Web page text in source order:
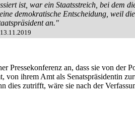
ist, war ein Staatsstreich, bei
demokratische Entscheidung, weil
an."
an, dass sie von der
ihrem Amt als Senatspräsidentin
zutrifft, wäre sie nach der